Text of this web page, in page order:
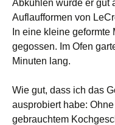
Abkühlen wurde er gut
Auflaufformen von
In eine kleine
gegossen. Im Ofen
Minuten lang.
Wie gut, dass ich das
ausprobiert habe:
gebrauchtem